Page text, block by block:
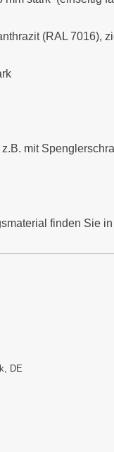
(RAL 7016),
mit
finden Sie
DE